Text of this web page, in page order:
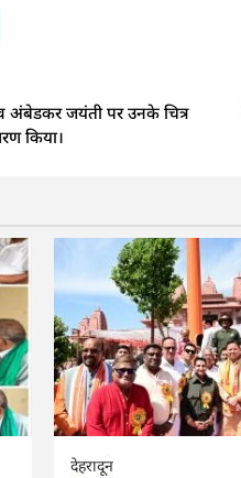
अंबेडकर जयंती पर उनके चित्र
किया।
देहरादून